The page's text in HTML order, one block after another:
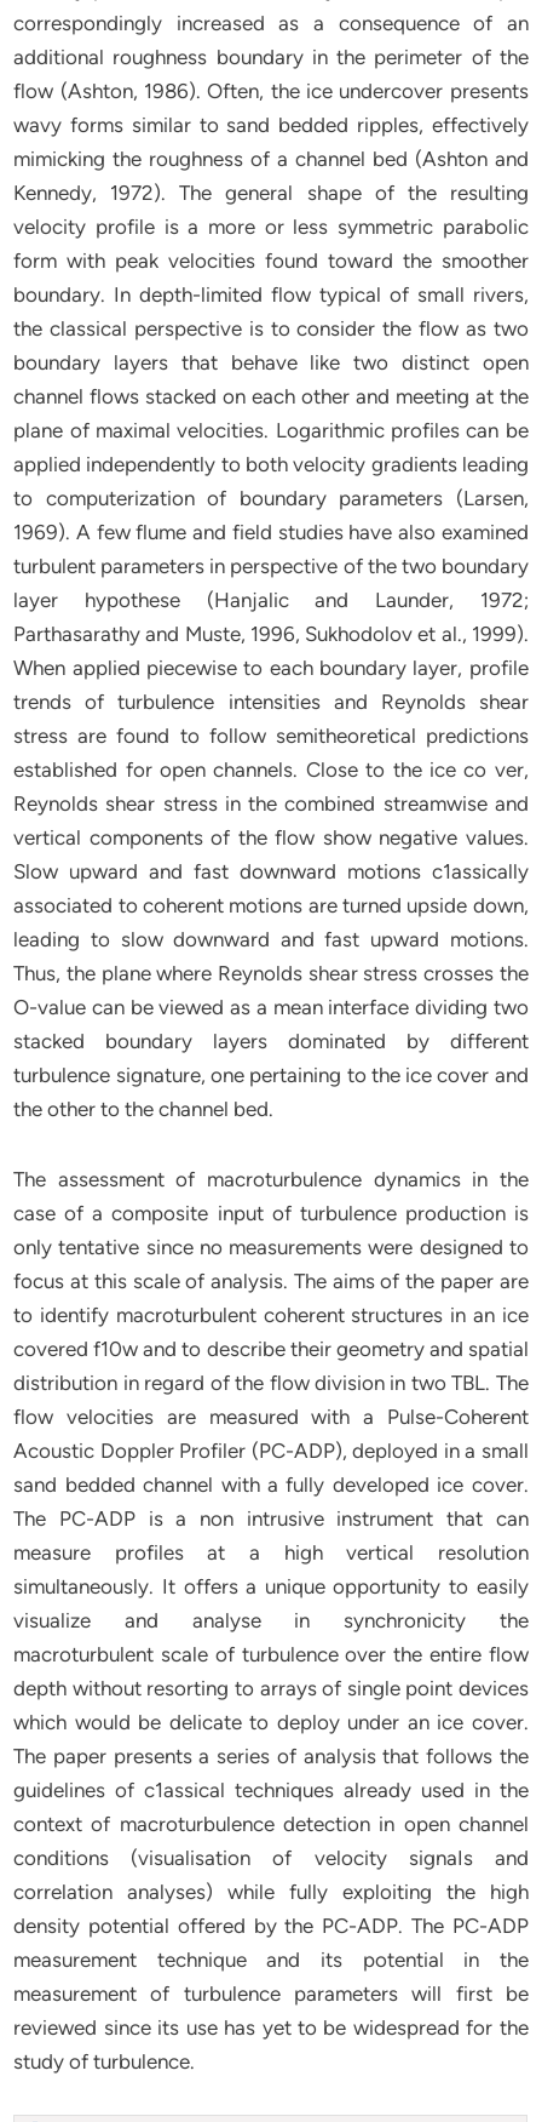
correspondingly increased as a consequence of an
additional roughness boundary in the perimeter of the
flow (Ashton, 1986). Often, the ice undercover presents
wavy forms similar to sand bedded ripples, effectively
mimicking the roughness of a channel bed (Ashton and
Kennedy, 1972). The general shape of the resulting
velocity profile is a more or less symmetric parabolic
form with peak velocities found toward the smoother
boundary. In depth-limited flow typical of small rivers,
the classical perspective is to consider the flow as two
boundary layers that behave like two distinct open
channel flows stacked on each other and meeting at the
plane of maximal velocities. Logarithmic profiles can be
applied independently to both velocity gradients leading
to computerization of boundary parameters (Larsen,
1969). A few flume and field studies have also examined
turbulent parameters in perspective of the two boundary
layer hypothese (Hanjalic and Launder, 1972;
Parthasarathy and Muste, 1996, Sukhodolov et al., 1999).
When applied piecewise to each boundary layer, profile
trends of turbulence intensities and Reynolds shear
stress are found to follow semitheoretical predictions
established for open channels. Close to the ice co ver,
Reynolds shear stress in the combined streamwise and
vertical components of the flow show negative values.
Slow upward and fast downward motions c1assically
associated to coherent motions are turned upside down,
leading to slow downward and fast upward motions.
Thus, the plane where Reynolds shear stress crosses the
O-value can be viewed as a mean interface dividing two
stacked boundary layers dominated by different
turbulence signature, one pertaining to the ice cover and
the other to the channel bed.
The assessment of macroturbulence dynamics in the
case of a composite input of turbulence production is
only tentative since no measurements were designed to
focus at this scale of analysis. The aims of the paper are
to identify macroturbulent coherent structures in an ice
covered f10w and to describe their geometry and spatial
distribution in regard of the flow division in two TBL. The
flow velocities are measured with a Pulse-Coherent
Acoustic Doppler Profiler (PC-ADP), deployed in a small
sand bedded channel with a fully developed ice cover.
The PC-ADP is a non intrusive instrument that can
measure profiles at a high vertical resolution
simultaneously. It offers a unique opportunity to easily
visualize and analyse in synchronicity the
macroturbulent scale of turbulence over the entire flow
depth without resorting to arrays of single point devices
which would be delicate to deploy under an ice cover.
The paper presents a series of analysis that follows the
guidelines of c1assical techniques already used in the
context of macroturbulence detection in open channel
conditions (visualisation of velocity signaIs and
correlation analyses) while fully exploiting the high
density potential offered by the PC-ADP. The PC-ADP
measurement technique and its potential in the
measurement of turbulence parameters will first be
reviewed since its use has yet to be widespread for the
study of turbulence.